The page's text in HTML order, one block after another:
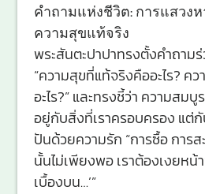
คำถามแห่งชีวิต: การแสวง
ความสุขแท้จริง
พระสันตะปาปาทรงตั้งคำถาม
“ความสุขที่แท้จริงคืออะไร? ค
อะไร?” และทรงชี้ว่า ความสม
อยู่กับสิ่งที่เราครอบครอง แต่
ปันด้วยความรัก “การซื้อ การ
นั้นไม่เพียงพอ เราต้องเงยหน้
เบื้องบน…’”